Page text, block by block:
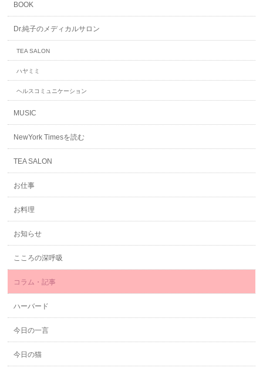
BOOK
Dr.純子のメディカルサロン
TEA SALON
ハヤミミ
ヘルスコミュニケーション
MUSIC
NewYork Timesを読む
TEA SALON
お仕事
お料理
お知らせ
こころの深呼吸
コラム・記事
ハーバード
今日の一言
今日の猫